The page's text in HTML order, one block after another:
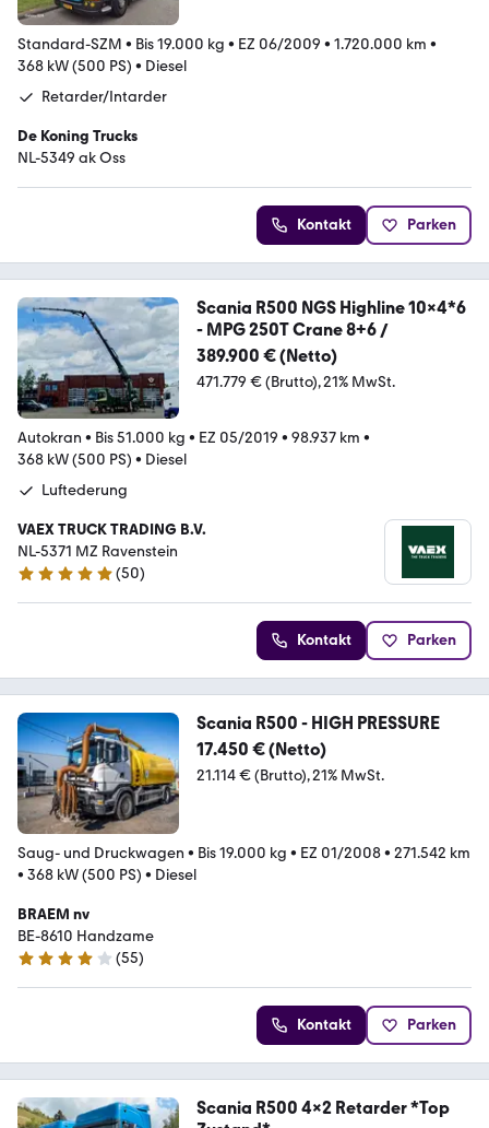
Standard-SZM • Bis 19.000 kg • EZ 06/2009 • 1.720.000 km •
368 kW (500 PS) • Diesel
Retarder/Intarder
De Koning Trucks
NL-5349 ak Oss
Kontakt Parken
Scania R500 NGS Highline 10x4*6
- MPG 250T Crane 8+6 /
389.900 € (Netto)
471.779 € (Brutto) 21% MwSt.
Autokran • Bis 51.000 kg • EZ 05/2019 • 98.937 km •
368 kW (500 PS) • Diesel
Luftederung
VAEX TRUCK TRADING B.V.
NL-5371 MZ Ravenstein
5 Sterne
(50)
Kontakt Parken
Scania R500 - HIGH PRESSURE
17.450 € (Netto)
21.114 € (Brutto) 21% MwSt.
Saug- und Druckwagen • Bis 19.000 kg • EZ 01/2008• 271.542 km
• 368 kW (500 PS) • Diesel
BRAEM nv
BE-8610 Handzame
4.2 Sterne
(55)
Kontakt Parken
Scania R500 4x2 Retarder *Top